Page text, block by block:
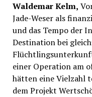
Waldemar Kelm,
Jade-Weser als
und das Tempo der
Destination bei
einer Operation am
hätten eine Vielzahl
dem Projekt